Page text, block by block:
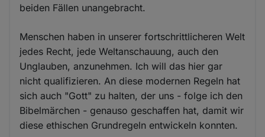
beiden Fällen unangebracht.
Menschen haben in unserer fortschrittlicheren Welt
jedes Recht, jede Weltanschauung, auch den
Unglauben, anzunehmen. Ich will das hier gar
nicht qualifizieren. An diese modernen Regeln hat
sich auch "Gott" zu halten, der uns - folge ich den
Bibelmärchen - genauso geschaffen hat, damit wir
diese ethischen Grundregeln entwickeln konnten.